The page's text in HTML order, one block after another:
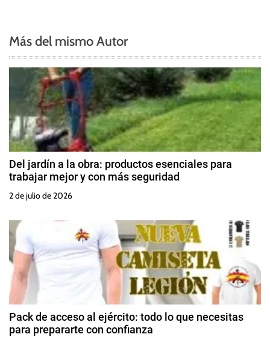
Más del mismo Autor
Del jardín a la obra: productos esenciales para
trabajar mejor y con más seguridad
2 de julio de 2026
Pack de acceso al ejército: todo lo que necesitas
para prepararte con confianza